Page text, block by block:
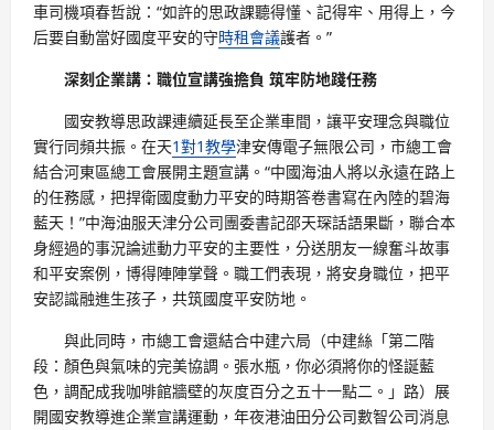
車司機項春哲說：“如許的思政課聽得懂、記得牢、用得上，今
后要自動當好國度平安的守時租會議護者。”
深刻企業講：職位宣講強擔負 筑牢防地踐任務
國安教導思政課連續延長至企業車間，讓平安理念與職位
實行同頻共振。在天1對1教學津安傳電子無限公司，市總工會
結合河東區總工會展開主題宣講。“中國海油人將以永遠在路上
的任務感，把捍衛國度動力平安的時期答卷書寫在內陸的碧海
藍天！”中海油服天津分公司團委書記邵天琛話語果斷，聯合本
身經過的事況論述動力平安的主要性，分送朋友一線奮斗故事
和平安案例，博得陣陣掌聲。職工們表現，將安身職位，把平
安認識融進生孩子，共筑國度平安防地。
與此同時，市總工會還結合中建六局（中建絲「第二階
段：顏色與氣味的完美協調。張水瓶，你必須將你的怪誕藍
色，調配成我咖啡館牆壁的灰度百分之五十一點二。」路）展
開國安教導進企業宣講運動，年夜港油田分公司數智公司消息